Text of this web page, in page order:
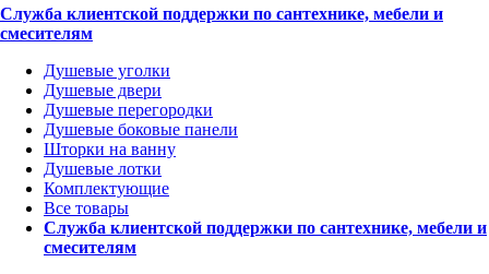
Служба клиентской поддержки по сантехнике, мебели и
смесителям
Душевые уголки
Душевые двери
Душевые перегородки
Душевые боковые панели
Шторки на ванну
Душевые лотки
Комплектующие
Все товары
Служба клиентской поддержки по сантехнике, мебели и
смесителям